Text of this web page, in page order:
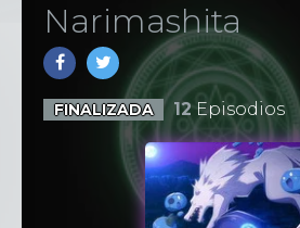
Narimashita
FINALIZADA 12 Episodios